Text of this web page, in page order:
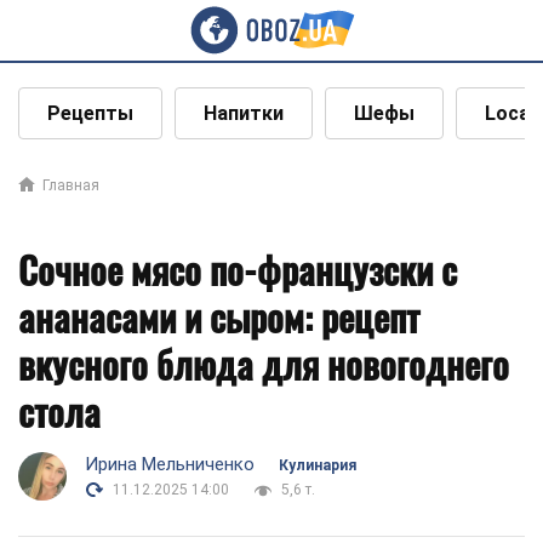
Рецепты Напитки Шефы Local
Главная
Сочное мясо по-французски с
ананасами и сыром: рецепт
вкусного блюда для новогоднего
стола
Ирина Мельниченко
Кулинария
11.12.2025 14:00
5,6 т.